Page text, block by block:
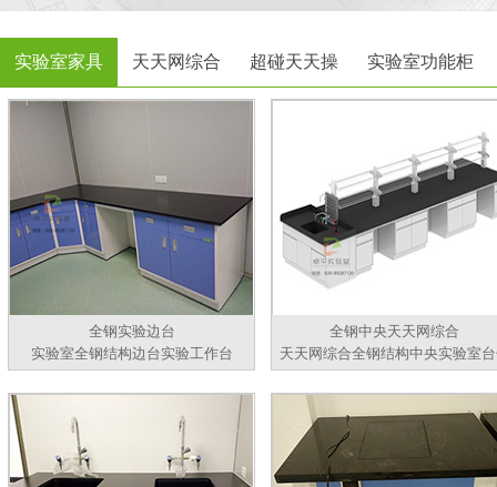
实验室家具 天天网综合 超碰天天操 实验室功能柜
全钢实验边台
实验室全钢结构边台实验工作台
全钢中央天天网综合
天天网综合全钢结构中央实验室